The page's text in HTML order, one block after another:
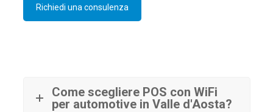
Richiedi una consulenza
Come scegliere POS con WiFi
per automotive in Valle d'Aosta?